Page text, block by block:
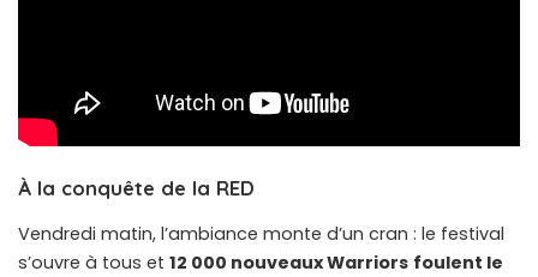
À la conquête de la RED
Vendredi matin, l’ambiance monte d’un cran : le festival
s’ouvre à tous et 12 000 nouveaux Warriors foulent le